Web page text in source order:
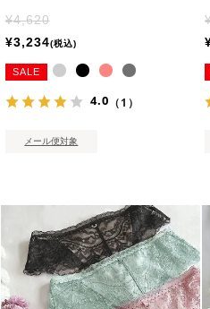
¥4,620
¥3,234 税込
SALE
4.0 （1）
メール便対象